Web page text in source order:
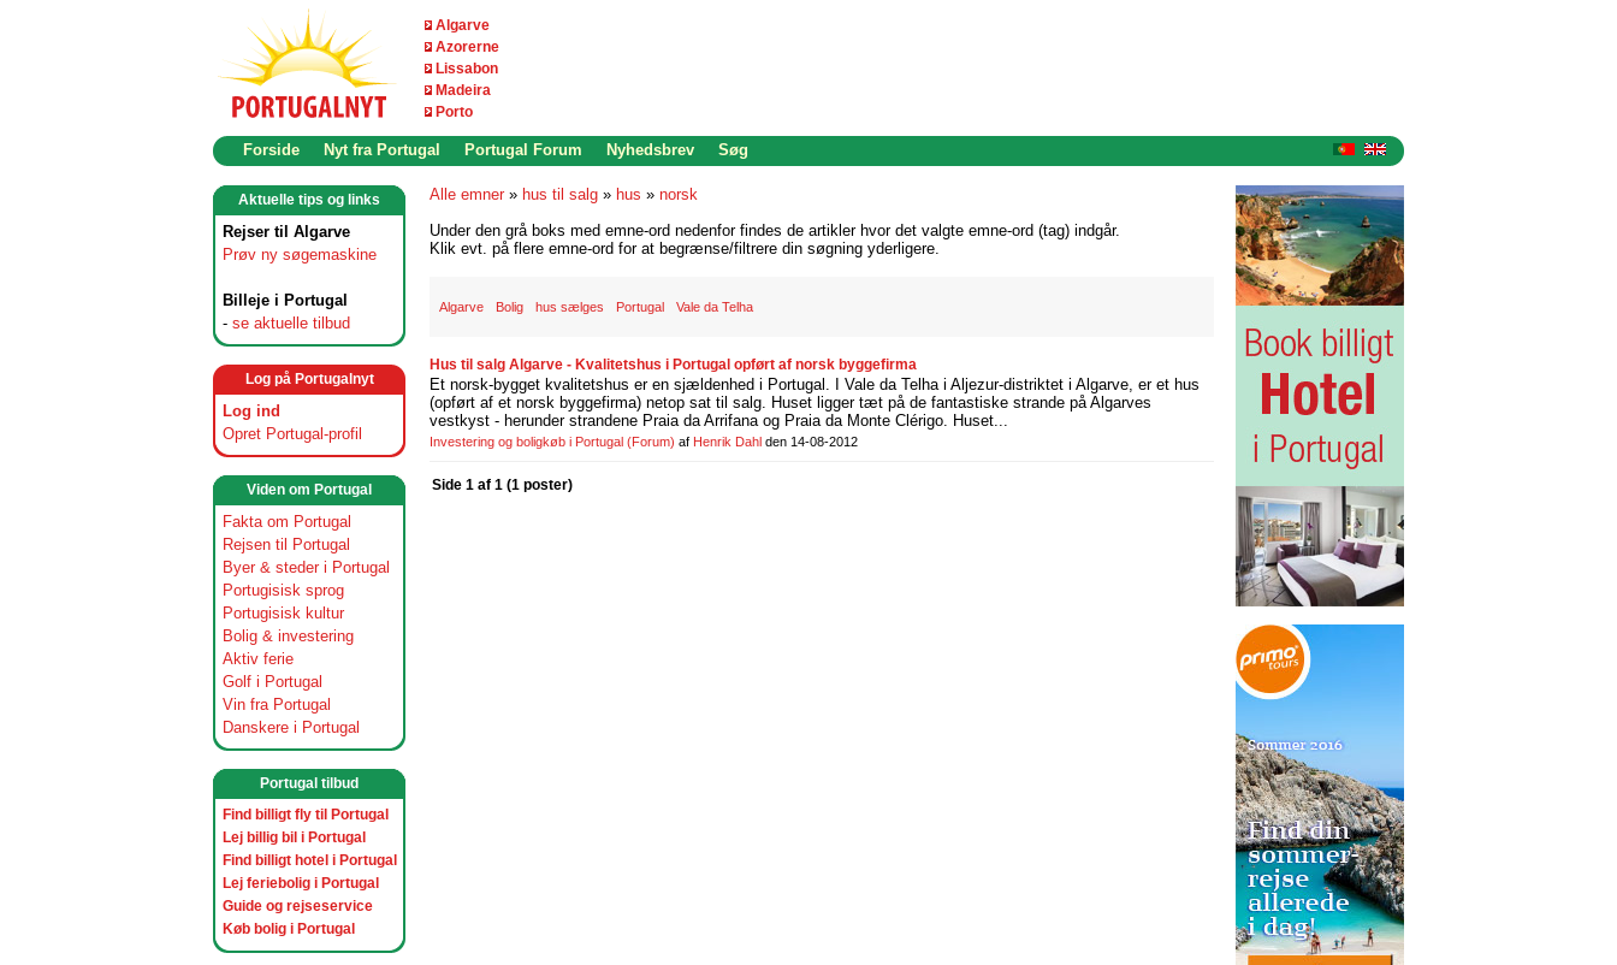
Algarve
Azorerne
Lissabon
Madeira
Porto
Forside Nyt fra Portugal Portugal Forum Nyhedsbrev Søg
Aktuelle tips og links
Rejser til Algarve
Prøv ny søgemaskine
Billeje i Portugal
- se aktuelle tilbud
Log på Portugalnyt
Log ind
Opret Portugal-profil
Viden om Portugal
Fakta om Portugal
Rejsen til Portugal
Byer & steder i Portugal
Portugisisk sprog
Portugisisk kultur
Bolig & investering
Aktiv ferie
Golf i Portugal
Vin fra Portugal
Danskere i Portugal
Portugal tilbud
Find billigt fly til Portugal
Lej billig bil i Portugal
Find billigt hotel i Portugal
Lej feriebolig i Portugal
Guide og rejseservice
Køb bolig i Portugal
Alle emner » hus til salg » hus » norsk
Under den grå boks med emne-ord nedenfor findes de artikler hvor det valgte emne-ord (tag) indgår.
Klik evt. på flere emne-ord for at begrænse/filtrere din søgning yderligere.
Algarve Bolig hus sælges Portugal Vale da Telha
Hus til salg Algarve - Kvalitetshus i Portugal opført af norsk byggefirma
Et norsk-bygget kvalitetshus er en sjældenhed i Portugal. I Vale da Telha i Aljezur-distriktet i Algarve, er et hus
(opført af et norsk byggefirma) netop sat til salg. Huset ligger tæt på de fantastiske strande på Algarves
vestkyst - herunder strandene Praia da Arrifana og Praia da Monte Clérigo. Huset...
Investering og boligkøb i Portugal (Forum) af Henrik Dahl den 14-08-2012
Side 1 af 1 (1 poster)